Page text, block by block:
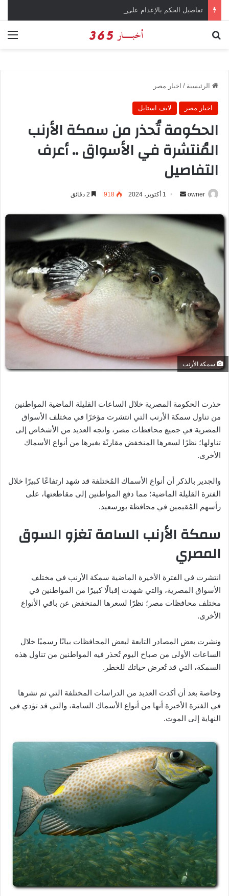
الرئيسية / اخبار مصر
اخبار مصر لايف استايل
الحكومة تُحذر من سمكة الأرنب
المُنتشرة في الأسواق .. أعرف
التفاصيل
owner
س
ر
د
ا
إ
ر
و
ا
1 أكتوبر، 2024 918
سمكة الأرنب
حذرت الحكومة المصرية خلال الساعات القليلة الماضية المواطنين
من تناول سمكة الأرنب التي انتشرت مؤخرًا في مختلف الأسواق
المصرية في جميع محافظات مصر، واتجه العديد من الأشخاص إلى
تناولها؛ نظرًا لسعرها المنخفض مقارنًة بغيرها من أنواع الأسماك
الأخرى.
والجدير بالذكر أن أنواع الأسماك المُختلفة قد شهد ارتفاعًا كبيرًا خلال
الفترة القليلة الماضية؛ مما دفع المواطنين إلى مقاطعتها، على
رأسهم المُقيمين في محافظة بورسعيد.
سمكة الأرنب السامة تغزو السوق
المصري
انتشرت في الفترة الأخيرة الماضية سمكة الأرنب في مختلف
الأسواق المصرية، والتي شهدت إقبالًا كبيرًا من المواطنين في
مختلف محافظات مصر؛ نظرًا لسعرها المنخفض عن باقي الأنواع
الأخرى.
ونشرت بعض المصادر التابعة لبعض المحافظات بيانًا رسميًا خلال
الساعات الأولى من صباح اليوم تُحذر فيه المواطنين من تناول هذه
السمكة، التي قد تُعرض حياتك للخطر.
وخاصة بعد أن أكدت العديد من الدراسات المختلفة التي تم نشرها
في الفترة الأخيرة أنها من أنواع الأسماك السامة، والتي قد تؤدي في
النهاية إلى الموت.